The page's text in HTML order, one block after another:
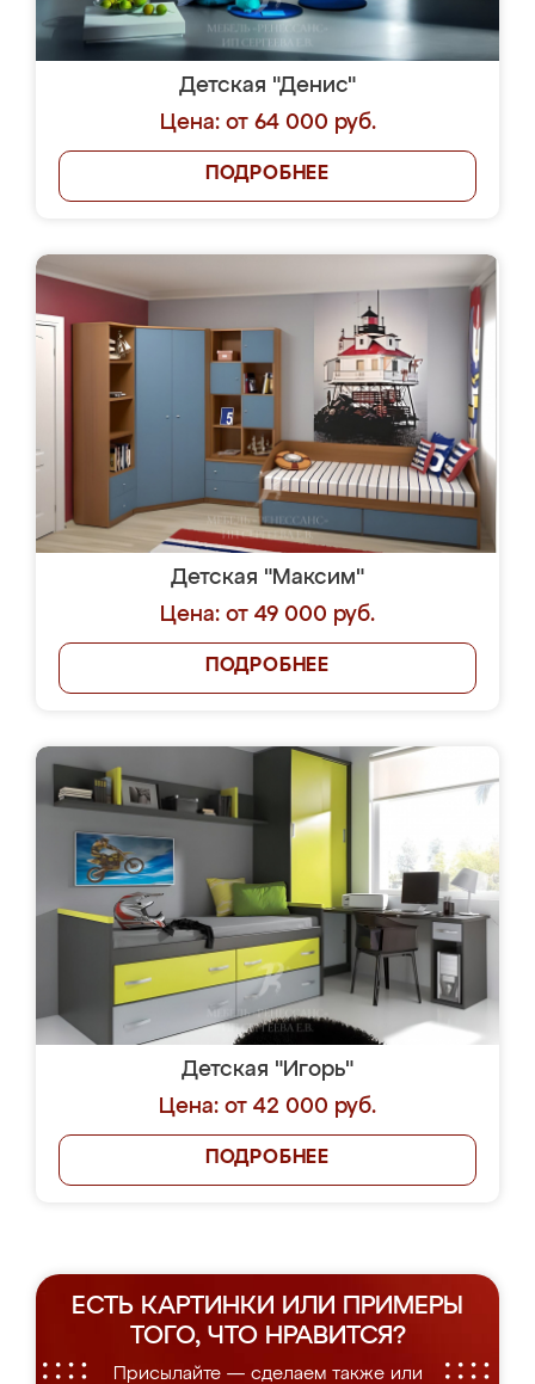
Детская "Денис"
Цена: от 64 000 руб.
ПОДРОБНЕЕ
Детская "Максим"
Цена: от 49 000 руб.
ПОДРОБНЕЕ
Детская "Игорь"
Цена: от 42 000 руб.
ПОДРОБНЕЕ
ЕСТЬ КАРТИНКИ ИЛИ ПРИМЕРЫ
ТОГО, ЧТО НРАВИТСЯ?
Присылайте — сделаем также или